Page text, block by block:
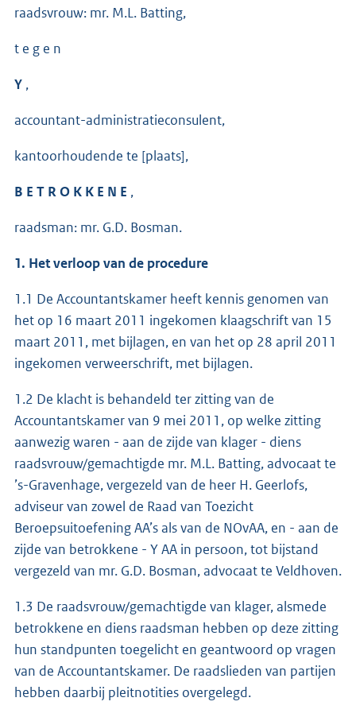
raadsvrouw: mr. M.L. Batting,
t e g e n
Y ,
accountant-administratieconsulent,
kantoorhoudende te [plaats],
B E T R O K K E N E ,
raadsman: mr. G.D. Bosman.
1. Het verloop van de procedure
1.1 De Accountantskamer heeft kennis genomen van
het op 16 maart 2011 ingekomen klaagschrift van 15
maart 2011, met bijlagen, en van het op 28 april 2011
ingekomen verweerschrift, met bijlagen.
1.2 De klacht is behandeld ter zitting van de
Accountantskamer van 9 mei 2011, op welke zitting
aanwezig waren - aan de zijde van klager - diens
raadsvrouw/gemachtigde mr. M.L. Batting, advocaat te
’s-Gravenhage, vergezeld van de heer H. Geerlofs,
adviseur van zowel de Raad van Toezicht
Beroepsuitoefening AA’s als van de NOvAA, en - aan de
zijde van betrokkene - Y AA in persoon, tot bijstand
vergezeld van mr. G.D. Bosman, advocaat te Veldhoven.
1.3 De raadsvrouw/gemachtigde van klager, alsmede
betrokkene en diens raadsman hebben op deze zitting
hun standpunten toegelicht en geantwoord op vragen
van de Accountantskamer. De raadslieden van partijen
hebben daarbij pleitnotities overgelegd.